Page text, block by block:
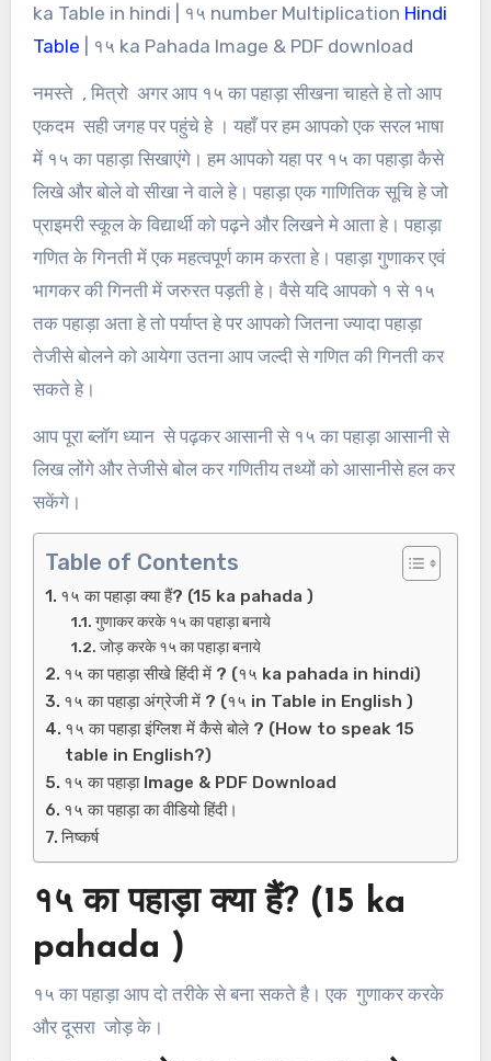
ka Table in hindi | १५ number Multiplication Hindi
Table | १५ ka Pahada Image & PDF download
नमस्ते , मित्रो अगर आप १५ का पहाड़ा सीखना चाहते हे तो आप
एकदम सही जगह पर पहुंचे हे । यहाँ पर हम आपको एक सरल भाषा
में १५ का पहाड़ा सिखाएंगे। हम आपको यहा पर १५ का पहाड़ा कैसे
लिखे और बोले वो सीखा ने वाले हे। पहाड़ा एक गाणितिक सूचि हे जो
प्राइमरी स्कूल के विद्यार्थी को पढ़ने और लिखने मे आता हे। पहाड़ा
गणित के गिनती में एक महत्वपूर्ण काम करता हे। पहाड़ा गुणाकर एवं
भागकर की गिनती में जरुरत पड़ती हे। वैसे यदि आपको १ से १५
तक पहाड़ा अता हे तो पर्याप्त हे पर आपको जितना ज्यादा पहाड़ा
तेजीसे बोलने को आयेगा उतना आप जल्दी से गणित की गिनती कर
सकते हे।
आप पूरा ब्लॉग ध्यान से पढ़कर आसानी से १५ का पहाड़ा आसानी से
लिख लोंगे और तेजीसे बोल कर गणितीय तथ्यों को आसानीसे हल कर
सकेंगे।
Table of Contents
१५ का पहाड़ा क्या हैं? (15 ka pahada )
गुणाकर करके १५ का पहाड़ा बनाये
जोड़ करके १५ का पहाड़ा बनाये
१५ का पहाड़ा सीखे हिंदी में ? (१५ ka pahada in hindi)
१५ का पहाड़ा अंग्रेजी में ? (१५ in Table in English )
१५ का पहाड़ा इंग्लिश में कैसे बोले ? (How to speak 15
table in English?)
१५ का पहाड़ा Image & PDF Download
१५ का पहाड़ा का वीडियो हिंदी।
निष्कर्ष
१५ का पहाड़ा क्या हैं? (15 ka
pahada )
१५ का पहाड़ा आप दो तरीके से बना सकते है। एक गुणाकर करके
और दूसरा जोड़ के।